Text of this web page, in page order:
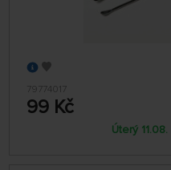
79774017
99 Kč
Úterý